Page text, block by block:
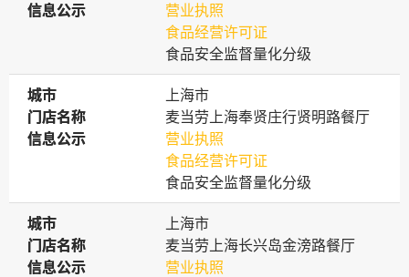
信息公示
信息公示
营业执照
食品经营许可证
食品安全监督量化分级
城市
城市
上海市
门店名称
门店名称
麦当劳上海奉贤庄行贤明路餐厅
信息公示
信息公示
营业执照
食品经营许可证
食品安全监督量化分级
城市
城市
上海市
门店名称
门店名称
麦当劳上海长兴岛金滂路餐厅
信息公示
信息公示
营业执照